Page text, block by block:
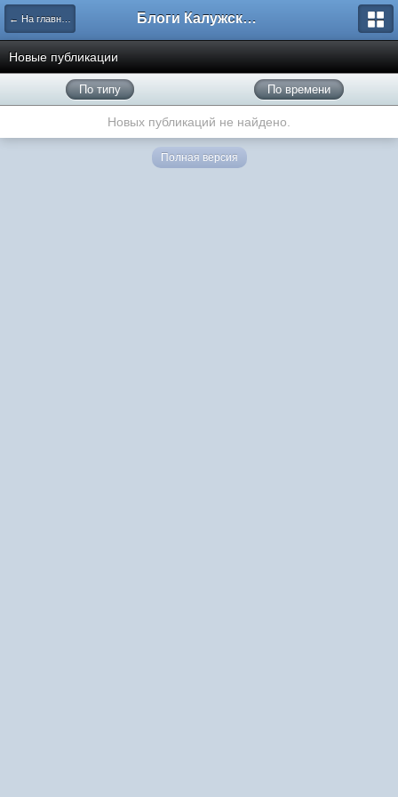
← На главную Блоги Калужского перекрестка
Новые публикации
По типу По времени
Новых публикаций не найдено.
Полная версия